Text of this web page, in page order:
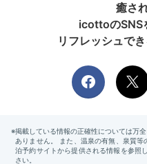
二日間。贅沢なおもてな
近に望むロケーションで
癒さ
icottoのSNS
リフレッシュで